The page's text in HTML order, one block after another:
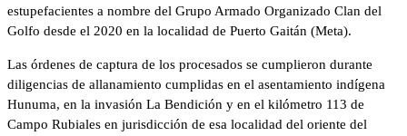
estupefacientes a nombre del Grupo Armado Organizado Clan del
Golfo desde el 2020 en la localidad de Puerto Gaitán (Meta).
Las órdenes de captura de los procesados se cumplieron durante
diligencias de allanamiento cumplidas en el asentamiento indígena
Hunuma, en la invasión La Bendición y en el kilómetro 113 de
Campo Rubiales en jurisdicción de esa localidad del oriente del